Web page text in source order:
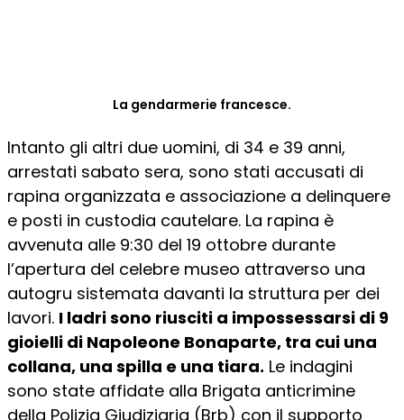
La gendarmerie francesce.
Intanto gli altri due uomini, di 34 e 39 anni,
arrestati sabato sera, sono stati accusati di
rapina organizzata e associazione a delinquere
e posti in custodia cautelare. La rapina è
avvenuta alle 9:30 del 19 ottobre durante
l’apertura del celebre museo attraverso una
autogru sistemata davanti la struttura per dei
lavori. I ladri sono riusciti a impossessarsi di 9
gioielli di Napoleone Bonaparte, tra cui una
collana, una spilla e una tiara. Le indagini
sono state affidate alla Brigata anticrimine
della Polizia Giudiziaria (Brb) con il supporto